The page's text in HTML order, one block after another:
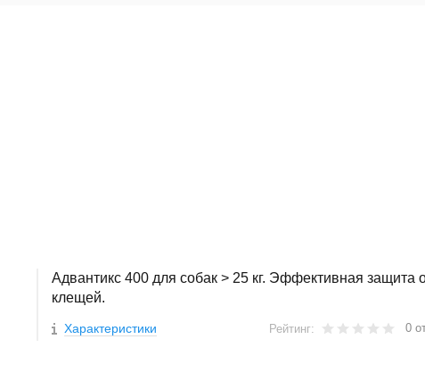
Адвантикс 400 для собак > 25 кг. Эффективная защита
клещей.
Характеристики Рейтинг: 0